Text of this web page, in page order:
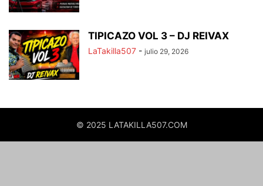
TIPICAZO VOL 3 – DJ REIVAX
LaTakilla507 - julio 29, 2026
© 2025 LATAKILLA507.COM